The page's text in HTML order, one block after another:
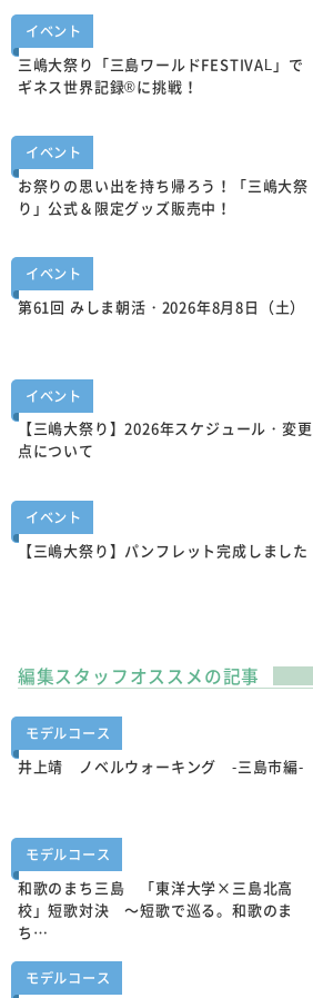
イベント
三嶋大祭り「三島ワールドFESTIVAL」で
ギネス世界記録®に挑戦！
イベント
お祭りの思い出を持ち帰ろう！「三嶋大祭
り」公式＆限定グッズ販売中！
イベント
第61回 みしま朝活・2026年8月8日（土）
イベント
【三嶋大祭り】2026年スケジュール・変更
点について
イベント
【三嶋大祭り】パンフレット完成しました
編集スタッフオススメの記事
モデルコース
井上靖 ノベルウォーキング -三島市編-
モデルコース
和歌のまち三島 「東洋大学×三島北高
校」短歌対決 ～短歌で巡る。和歌のま
ち…
モデルコース